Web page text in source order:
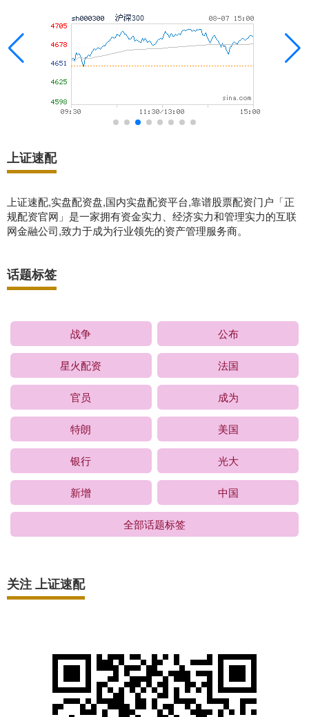
上证速配
上证速配,实盘配资盘,国内实盘配资平台,靠谱股票配资门户「正
规配资官网」是一家拥有资金实力、经济实力和管理实力的互联
网金融公司,致力于成为行业领先的资产管理服务商。
话题标签
战争 公布
星火配资 法国
官员 成为
特朗 美国
银行 光大
新增 中国
全部话题标签
关注 上证速配